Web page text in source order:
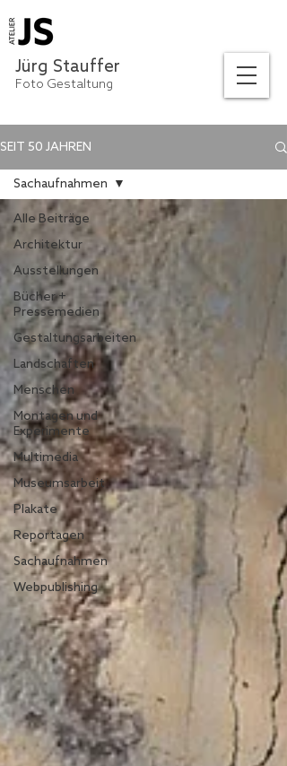
Jürg Stauffer
Foto Gestaltung
SEIT 50 JAHREN
Alle Beiträge
Architektur
Ausstellungen
Bücher +
Pressemedien
Gestaltungsarbeiten
Landschaften
Menschen
Montagen und
Experimente
Multimedia
Museumsarbeit
Plakate
Reportagen
Sachaufnahmen
Webpublishing
Sachaufnahmen